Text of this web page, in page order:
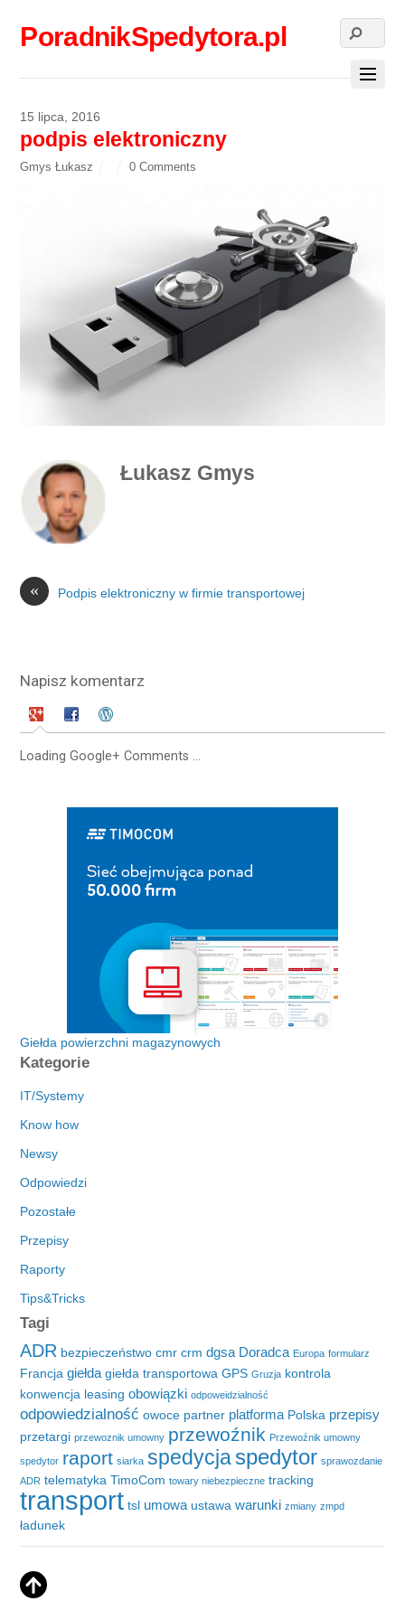
PoradnikSpedytora.pl
15 lipca, 2016
podpis elektroniczny
Gmys Łukasz 0 Comments
Łukasz Gmys
« Podpis elektroniczny w firmie transportowej
Napisz komentarz
Loading Google+ Comments ...
Giełda powierzchni magazynowych
Kategorie
IT/Systemy
Know how
Newsy
Odpowiedzi
Pozostałe
Przepisy
Raporty
Tips&Tricks
Tagi
ADR bezpieczeństwo cmr crm dgsa Doradca Europa formularz
Francja giełda giełda transportowa GPS Gruzja kontrola
konwencja leasing obowiązki odpoweidzialność
odpowiedzialność owoce partner platforma Polska przepisy
przetargi przewoznik umowny przewoźnik Przewoźnik umowny
spedytor raport siarka spedycjaspedytor sprawozdanie
ADR telematyka TimoCom towary niebezpieczne tracking
transport tsl umowa ustawa warunki zmiany zmpd
ładunek